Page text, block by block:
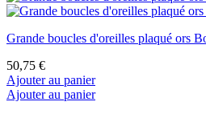
Grande boucles d'oreilles plaqué ors
50,75 €
Ajouter au panier
Ajouter au panier